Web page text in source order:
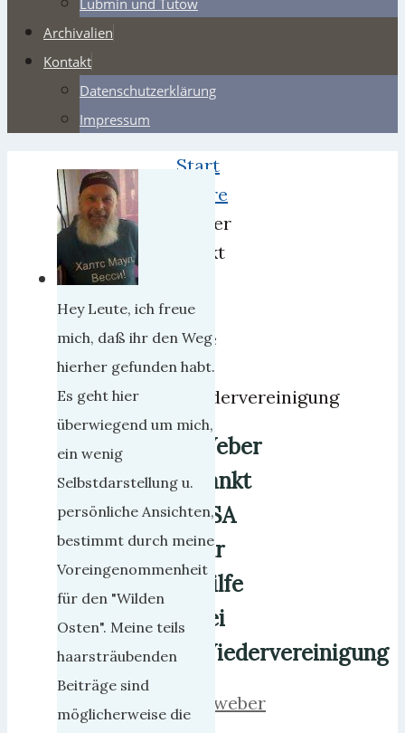
Lubmin und Tutow
Archivalien
Kontakt
Datenschutzerklärung
Impressum
Start
Satire
Weber
dankt
für
Hilfe
bei
Wiedervereinigung
Weber
dankt
USA
für
Hilfe
bei
Wiedervereinigung
herrweber
Hey Leute, ich freue
mich, daß ihr den Weg
hierher gefunden habt.
Es geht hier
überwiegend um mich,
ein wenig
Selbstdarstellung u.
persönliche Ansichten,
bestimmt durch meine
Voreingenommenheit
für den "Wilden
Osten". Meine teils
haarsträubenden
Beiträge sind
möglicherweise die